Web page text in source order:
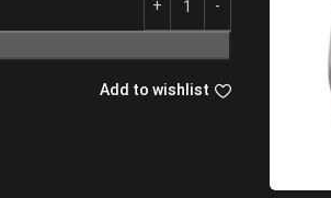
Add to wishlist